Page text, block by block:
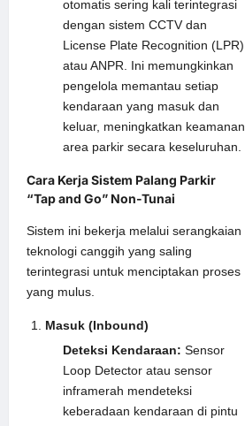
otomatis sering kali terintegrasi
dengan sistem CCTV dan
License Plate Recognition (LPR)
atau ANPR. Ini memungkinkan
pengelola memantau setiap
kendaraan yang masuk dan
keluar, meningkatkan keamanan
area parkir secara keseluruhan.
Cara Kerja Sistem Palang Parkir
“Tap and Go” Non-Tunai
Sistem ini bekerja melalui serangkaian
teknologi canggih yang saling
terintegrasi untuk menciptakan proses
yang mulus.
Masuk (Inbound)
Deteksi Kendaraan: Sensor
Loop Detector atau sensor
inframerah mendeteksi
keberadaan kendaraan di pintu